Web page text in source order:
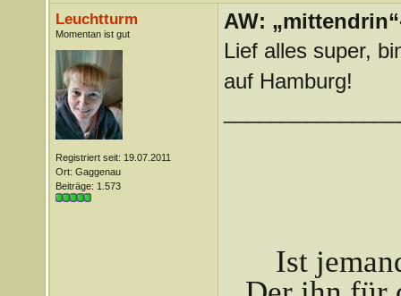
Leuchtturm
Momentan ist gut
Registriert seit: 19.07.2011
Ort: Gaggenau
Beiträge: 1.573
AW:
Lief alles super,
auf Hamburg!
Ist